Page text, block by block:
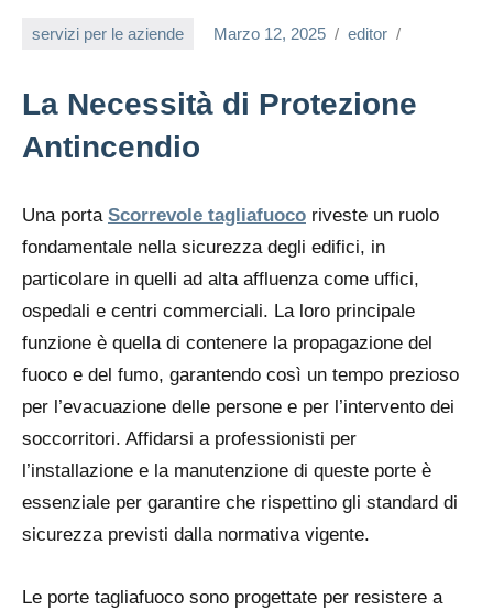
servizi per le aziende Marzo 12, 2025 editor
La Necessità di Protezione
Antincendio
Una porta Scorrevole tagliafuoco riveste un ruolo
fondamentale nella sicurezza degli edifici, in
particolare in quelli ad alta affluenza come uffici,
ospedali e centri commerciali. La loro principale
funzione è quella di contenere la propagazione del
fuoco e del fumo, garantendo così un tempo prezioso
per l’evacuazione delle persone e per l’intervento dei
soccorritori. Affidarsi a professionisti per
l’installazione e la manutenzione di queste porte è
essenziale per garantire che rispettino gli standard di
sicurezza previsti dalla normativa vigente.
Le porte tagliafuoco sono progettate per resistere a